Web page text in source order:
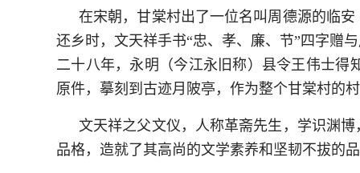
在宋朝，甘棠村出了一位名叫周德源的临
还乡时，文天祥手书“忠、孝、廉、节”四字赠
二十八年，永明（今江永旧称）县令王伟士
原件，摹刻到古迹月陂亭，作为整个甘棠村的
文天祥之父文仪，人称革斋先生，学识渊
品格，造就了其高尚的文学素养和坚韧不拔的